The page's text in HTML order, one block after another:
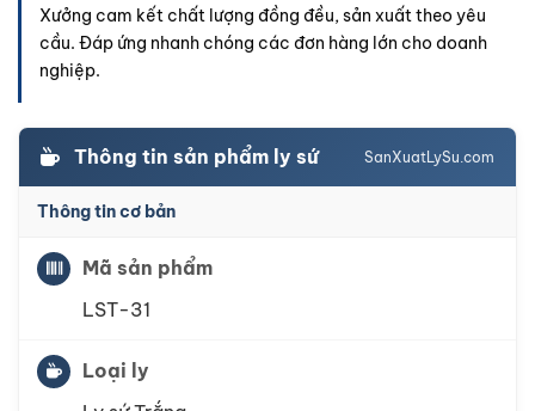
Xưởng cam kết chất lượng đồng đều, sản xuất theo yêu
cầu. Đáp ứng nhanh chóng các đơn hàng lớn cho doanh
nghiệp.
Thông tin sản phẩm ly sứ SanXuatLySu.com
Thông tin cơ bản
Mã sản phẩm
LST-31
Loại ly